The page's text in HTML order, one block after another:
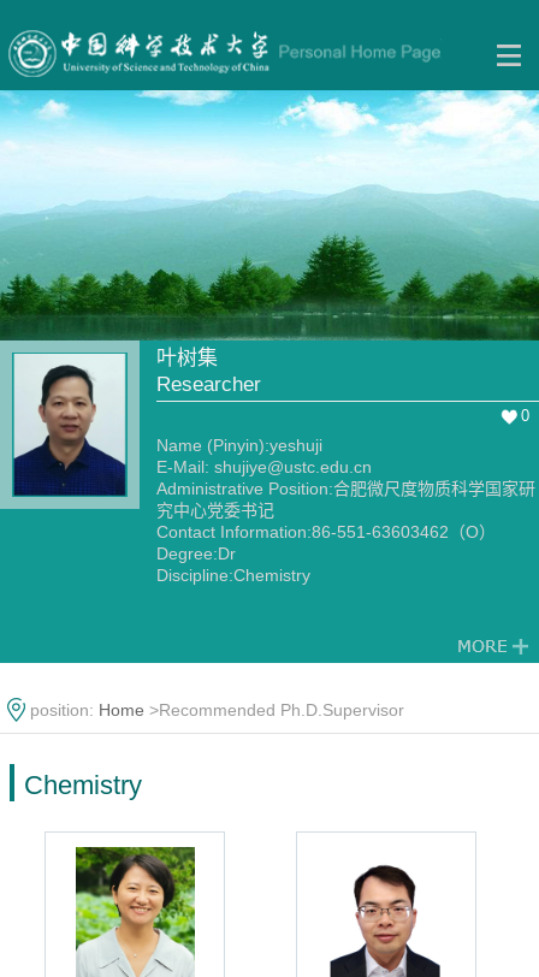
叶树集
Researcher
0
Name (Pinyin):yeshuji
E-Mail: shujiye@ustc.edu.cn
Administrative Position:合肥微尺度物质科学国家研
究中心党委书记
Contact Information:86-551-63603462（O）
Degree:Dr
Discipline:Chemistry
position: Home >Recommended Ph.D.Supervisor
Chemistry